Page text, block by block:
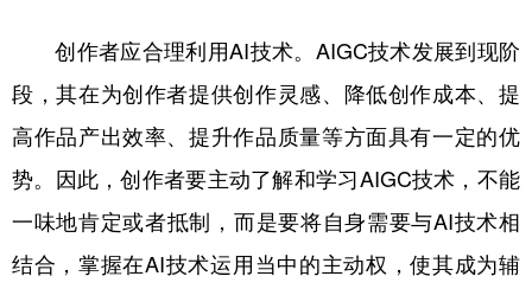
创作者应合理利用AI技术。AIGC技术发展到现阶
段，其在为创作者提供创作灵感、降低创作成本、提
高作品产出效率、提升作品质量等方面具有一定的优
势。因此，创作者要主动了解和学习AIGC技术，不能
一味地肯定或者抵制，而是要将自身需要与AI技术相
结合，掌握在AI技术运用当中的主动权，使其成为辅